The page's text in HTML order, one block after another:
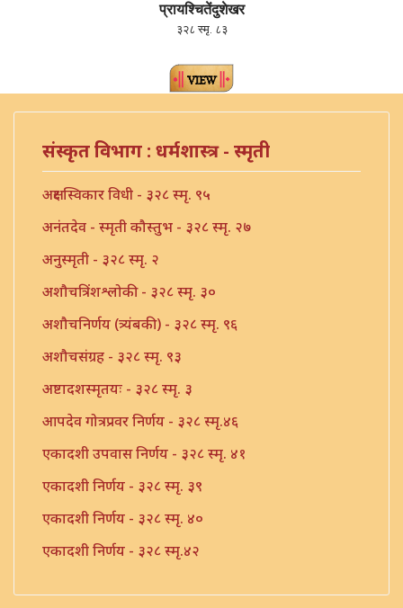
प्रायश्चितेंदुशेखर
३२८ स्मृ. ८३
संस्कृत विभाग : धर्मशास्त्र - स्मृती
अक्षर स्विकार विधी - ३२८ स्मृ. ९५
अनंतदेव - स्मृती कौस्तुभ - ३२८ स्मृ. २७
अनुस्मृती - ३२८ स्मृ. २
अशौचत्रिंशश्लोकी - ३२८ स्मृ. ३०
अशौचनिर्णय (त्र्यंबकी) - ३२८ स्मृ. ९६
अशौचसंग्रह - ३२८ स्मृ. ९३
अष्टादशस्मृतयः - ३२८ स्मृ. ३
आपदेव गोत्रप्रवर निर्णय - ३२८ स्मृ.४६
एकादशी उपवास निर्णय - ३२८ स्मृ. ४१
एकादशी निर्णय - ३२८ स्मृ. ३९
एकादशी निर्णय - ३२८ स्मृ. ४०
एकादशी निर्णय - ३२८ स्मृ.४२